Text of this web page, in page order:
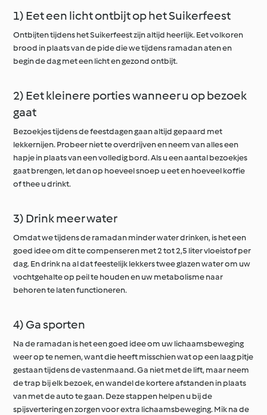
1) Eet een licht ontbijt op het Suikerfeest
Ontbijten tijdens het Suikerfeest zijn altijd heerlijk. Eet volkoren
brood in plaats van de pide die we tijdens ramadan aten en
begin de dag met een licht en gezond ontbijt.
2) Eet kleinere porties wanneer u op bezoek
gaat
Bezoekjes tijdens de feestdagen gaan altijd gepaard met
lekkernijen. Probeer niet te overdrijven en neem van alles een
hapje in plaats van een volledig bord. Als u een aantal bezoekjes
gaat brengen, let dan op hoeveel snoep u eet en hoeveel koffie
of thee u drinkt.
3) Drink meer water
Omdat we tijdens de ramadan minder water drinken, is het een
goed idee om dit te compenseren met 2 tot 2,5 liter vloeistof per
dag. En drink na al dat feestelijk lekkers twee glazen water om uw
vochtgehalte op peil te houden en uw metabolisme naar
behoren te laten functioneren.
4) Ga sporten
Na de ramadan is het een goed idee om uw lichaamsbeweging
weer op te nemen, want die heeft misschien wat op een laag pitje
gestaan tijdens de vastenmaand. Ga niet met de lift, maar neem
de trap bij elk bezoek, en wandel de kortere afstanden in plaats
van met de auto te gaan. Deze stappen helpen u bij de
spijsvertering en zorgen voor extra lichaamsbeweging. Mik na de